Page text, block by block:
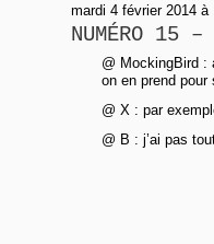
mardi 4 février 2014 à
NUMÉRO 15
@ MockingBird :
on en prend pour
@ X : par
@ B : j’ai pas